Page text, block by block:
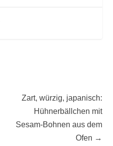
Zart, würzig, japanisch:
Hühnerbällchen mit
Sesam-Bohnen aus dem
Ofen →